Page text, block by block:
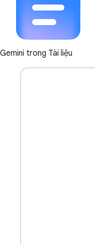
Gemini trong Tài liệu